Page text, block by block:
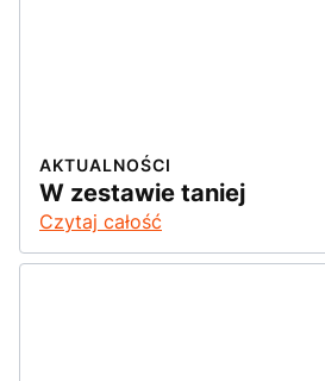
AKTUALNOŚCI
W zestawie taniej
Czytaj całość